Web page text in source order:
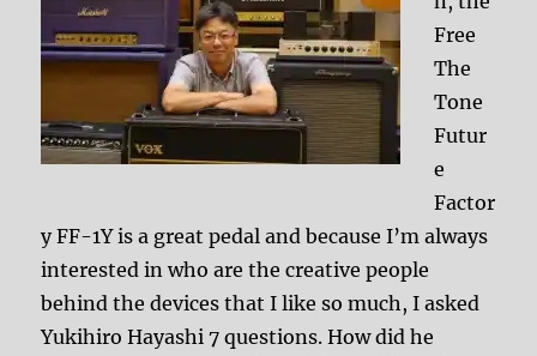
Free
The
Tone
Futur
e
Factor
y FF-1Y is a great pedal and because I’m always
interested in who are the creative people
behind the devices that I like so much, I asked
Yukihiro Hayashi 7 questions. How did he